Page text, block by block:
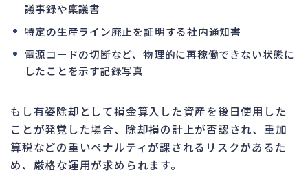
議事録や稟議書
特定の生産ライン廃止を証明する社内通知書
電源コードの切断など、物理的に再稼働できない状態に
したことを示す記録写真
もし有姿除却として損金算入した資産を後日使用した
ことが発覚した場合、除却損の計上が否認され、重加
算税などの重いペナルティが課されるリスクがあるた
め、厳格な運用が求められます。